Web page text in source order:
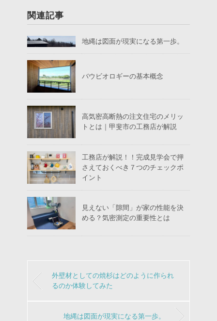
関連記事
地縄は図面が現実になる第一歩。
バウビオロギーの基本概念
高気密高断熱の注文住宅のメリッ
トとは｜甲斐市の工務店が解説
工務店が解説！！完成見学会で押
さえておくべき７つのチェックポ
イント
見えない「隙間」が家の性能を決
める？気密測定の重要性とは
外壁材としての焼杉はどのように作られ
るのか体験してみた
地縄は図面が現実になる第一歩。